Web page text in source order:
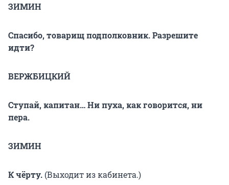
ЗИМИН
Спасибо, товарищ подполковник. Разрешите
идти?
ВЕРЖБИЦКИЙ
Ступай, капитан… Ни пуха, как говорится, ни
пера.
ЗИМИН
К чёрту. (Выходит из кабинета.)